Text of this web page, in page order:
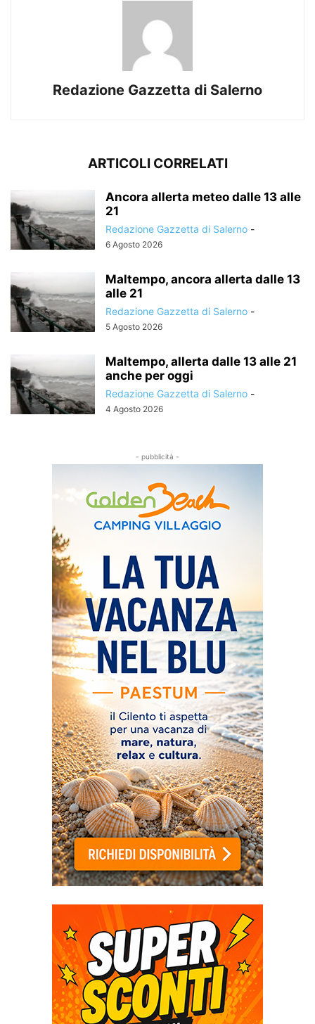
Redazione Gazzetta di Salerno
ARTICOLI CORRELATI
Ancora allerta meteo dalle 13 alle
21
Redazione Gazzetta di Salerno -
6 Agosto 2026
Maltempo, ancora allerta dalle 13
alle 21
Redazione Gazzetta di Salerno -
5 Agosto 2026
Maltempo, allerta dalle 13 alle 21
anche per oggi
Redazione Gazzetta di Salerno -
4 Agosto 2026
- pubblicità -